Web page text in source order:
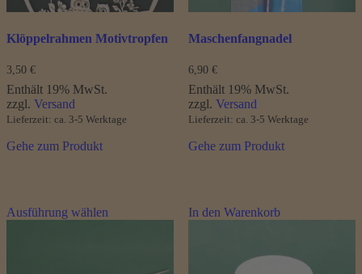
werden
Klöppelrahmen Motivtropfen
3,50 €
Enthält 19% MwSt.
zzgl. Versand
Lieferzeit: ca. 3-5 Werktage
Gehe zum Produkt
Maschenfangnadel
6,90 €
Enthält 19% MwSt.
zzgl. Versand
Lieferzeit: ca. 3-5 Werktage
Gehe zum Produkt
Ausführung wählenProdukt
In den Warenkorb